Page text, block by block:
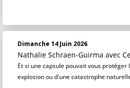
Dimanche 14 Juin 2026
Nathalie Schraen-Guirma avec
Et si une capsule pouvait vous
explosion ou d'une catastrophe